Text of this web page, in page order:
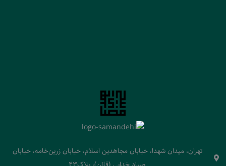
تهران، میدان شهدا، خیابان مجاهدین اسلام، خیابان زرین‌خامه، خیابان